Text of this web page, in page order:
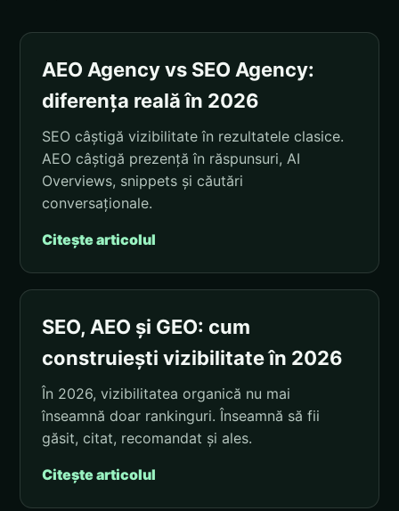
AEO Agency vs SEO Agency:
diferența reală în 2026
SEO câștigă vizibilitate în rezultatele clasice.
AEO câștigă prezență în răspunsuri, AI
Overviews, snippets și căutări
conversaționale.
Citește articolul
SEO, AEO și GEO: cum
construiești vizibilitate în 2026
În 2026, vizibilitatea organică nu mai
înseamnă doar rankinguri. Înseamnă să fii
găsit, citat, recomandat și ales.
Citește articolul